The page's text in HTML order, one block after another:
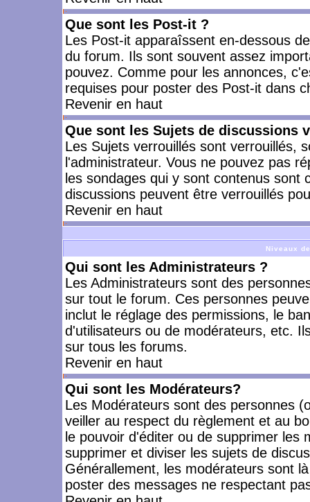
Que sont les Post-it ?
Les Post-it apparaîssent en-dessous
du forum. Ils sont souvent assez
pouvez. Comme pour les annonces,
requises pour poster des Post-it dans
Revenir en haut
Que sont les Sujets de discussions
Les Sujets verrouillés sont verrouillés,
l'administrateur. Vous ne pouvez pas
les sondages qui y sont contenus
discussions peuvent être verrouillés
Revenir en haut
Niveaux
Qui sont les Administrateurs ?
Les Administrateurs sont des
sur tout le forum. Ces personnes
inclut le réglage des permissions, le
d'utilisateurs ou de modérateurs, etc.
sur tous les forums.
Revenir en haut
Qui sont les Modérateurs?
Les Modérateurs sont des personnes
veiller au respect du règlement et au
le pouvoir d'éditer ou de supprimer les
supprimer et diviser les sujets de
Générallement, les modérateurs sont
poster des messages ne respectant